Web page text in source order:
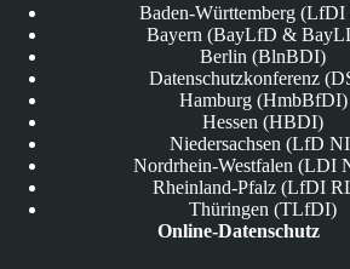
Baden-Württemberg
Bayern (BayLfD &
Berlin (BlnBDI)
Datenschutzkonferenz
Hamburg (HmbBfDI)
Hessen (HBDI)
Niedersachsen (LfD
Nordrhein-Westfalen (LDI
Rheinland-Pfalz (LfDI
Thüringen (TLfDI)
Online-Datenschutz